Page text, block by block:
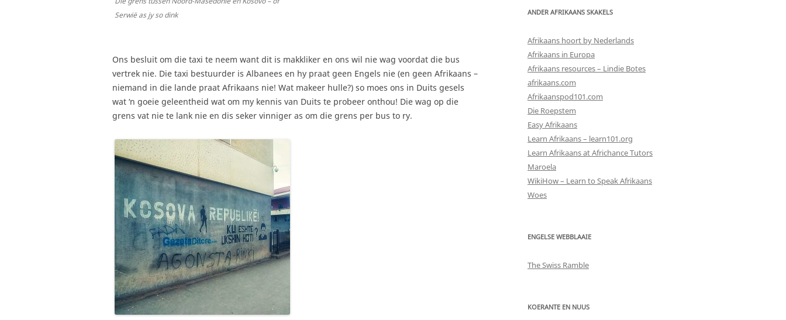
Serwië as jy so dink
Ons besluit om die taxi te neem want dit is makkliker en ons wil nie wag voordat die bus
vertrek nie. Die taxi bestuurder is Albanees en hy praat geen Engels nie (en geen Afrikaans –
niemand in die lande praat Afrikaans nie! Wat makeer hulle?) so moes ons in Duits gesels
wat ‘n goeie geleentheid wat om my kennis van Duits te probeer onthou! Die wag op die
grens vat nie te lank nie en dis seker vinniger as om die grens per bus to ry.
ANDER AFRIKAANS SKAKELS
Afrikaans hoort by Nederlands
Afrikaans in Europa
Afrikaans resources – Lindie Botes
afrikaans.com
Afrikaanspod101.com
Die Roepstem
Easy Afrikaans
Learn Afrikaans – learn101.org
Learn Afrikaans at Africhance Tutors
Maroela
WikiHow – Learn to Speak Afrikaans
Woes
ENGELSE WEBBLAAIE
The Swiss Ramble
KOERANTE EN NUUS